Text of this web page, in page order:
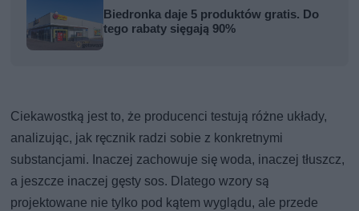
Biedronka daje 5 produktów gratis. Do
tego rabaty sięgają 90%
Ciekawostką jest to, że producenci testują różne układy,
analizując, jak ręcznik radzi sobie z konkretnymi
substancjami. Inaczej zachowuje się woda, inaczej tłuszcz,
a jeszcze inaczej gęsty sos. Dlatego wzory są
projektowane nie tylko pod kątem wyglądu, ale przede